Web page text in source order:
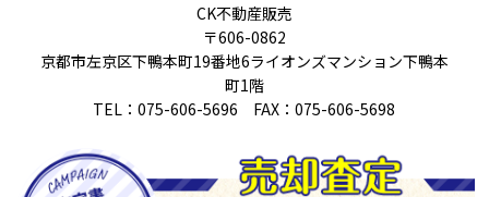
CK不動産販売
〒606-0862
京都市左京区下鴨本町19番地6ライオンズマンション下鴨本
町1階
TEL：075-606-5696 FAX：075-606-5698